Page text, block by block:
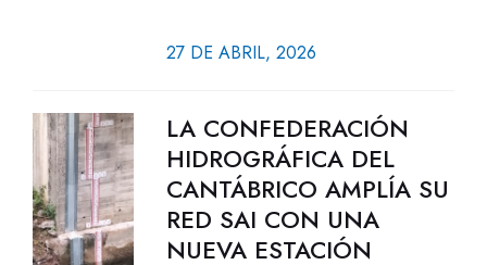
27 DE ABRIL, 2026
LA CONFEDERACIÓN
HIDROGRÁFICA DEL
CANTÁBRICO AMPLÍA SU
RED SAI CON UNA
NUEVA ESTACIÓN